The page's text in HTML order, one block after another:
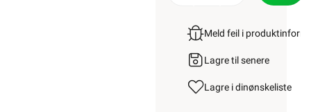
Meld feil i
Lagre til senere
Lagre i dinønskeliste